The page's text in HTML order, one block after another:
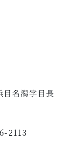
名潟字目長
2113